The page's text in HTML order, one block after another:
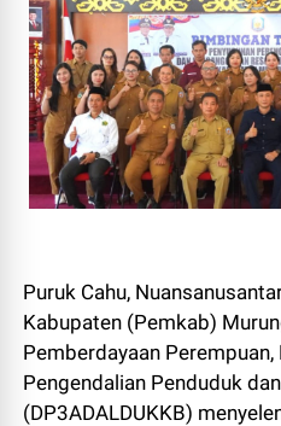
Puruk Cahu,
Kabupaten (Pemkab)
Pemberdayaan
Pengendalian Penduduk
(DP3ADALDUKKB)